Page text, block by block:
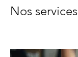
Nos services